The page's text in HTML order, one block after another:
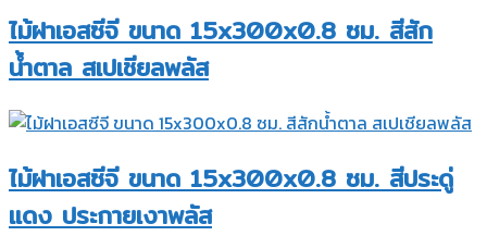
ไม้ฝาเอสซีจี ขนาด 15x300x0.8 ซม. สีสัก
น้ำตาล สเปเชียลพลัส
ไม้ฝาเอสซีจี ขนาด 15x300x0.8 ซม. สีประดู่
แดง ประกายเงาพลัส